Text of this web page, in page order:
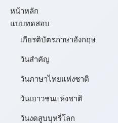
หน้าหลัก
แบบทดสอบ
เกียรติบัตรภาษาอังกฤษ
วันสำคัญ
วันภาษาไทยแห่งชาติ
วันเยาวชนแห่งชาติ
วันงดสูบบุหรี่โลก